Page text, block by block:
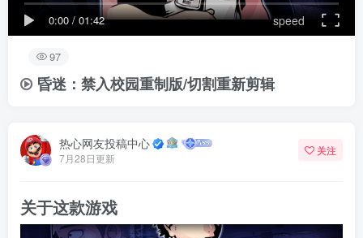
0:00 / 01:42 speed
97
昏迷：禁入校园重制版/切割重新剪辑
热心网友投稿中心
7月28日更新
关注
关于这款游戏